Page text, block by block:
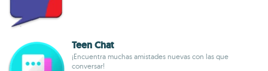
Teen Chat
¡Encuentra muchas amistades nuevas con las que
conversar!